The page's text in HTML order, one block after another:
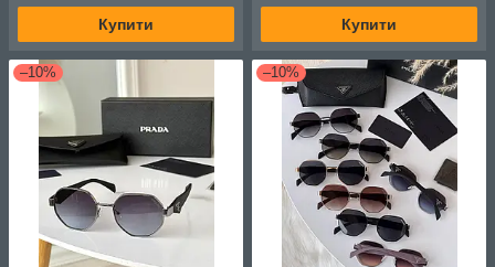
Купити Купити
–10% –10%